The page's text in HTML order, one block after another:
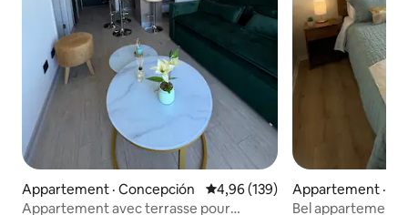
Appartement · Concepción Note moyenne de 4,96 sur 5,
4,96 (139)
Appartement avec terrasse pour
Appartement ·
Bel appartement